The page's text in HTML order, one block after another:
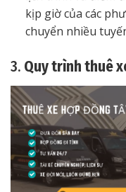
kịp giờ của các
chuyển nhiều
3. Quy trình thuê